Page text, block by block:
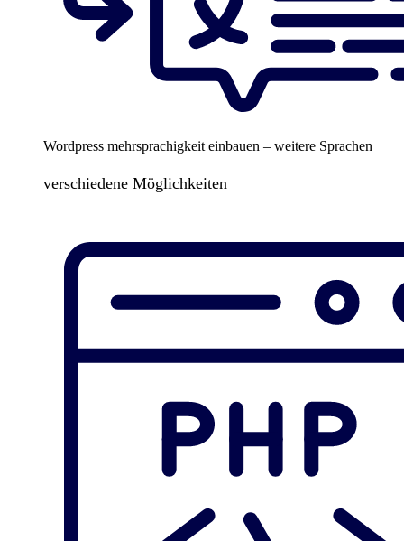
Wordpress mehrsprachigkeit einbauen – weitere Sprachen
verschiedene Möglichkeiten